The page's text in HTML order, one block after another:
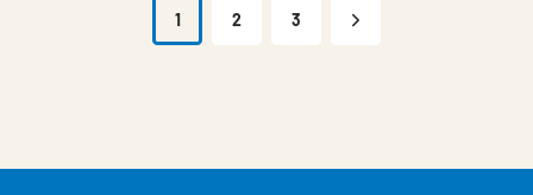
1 2 3